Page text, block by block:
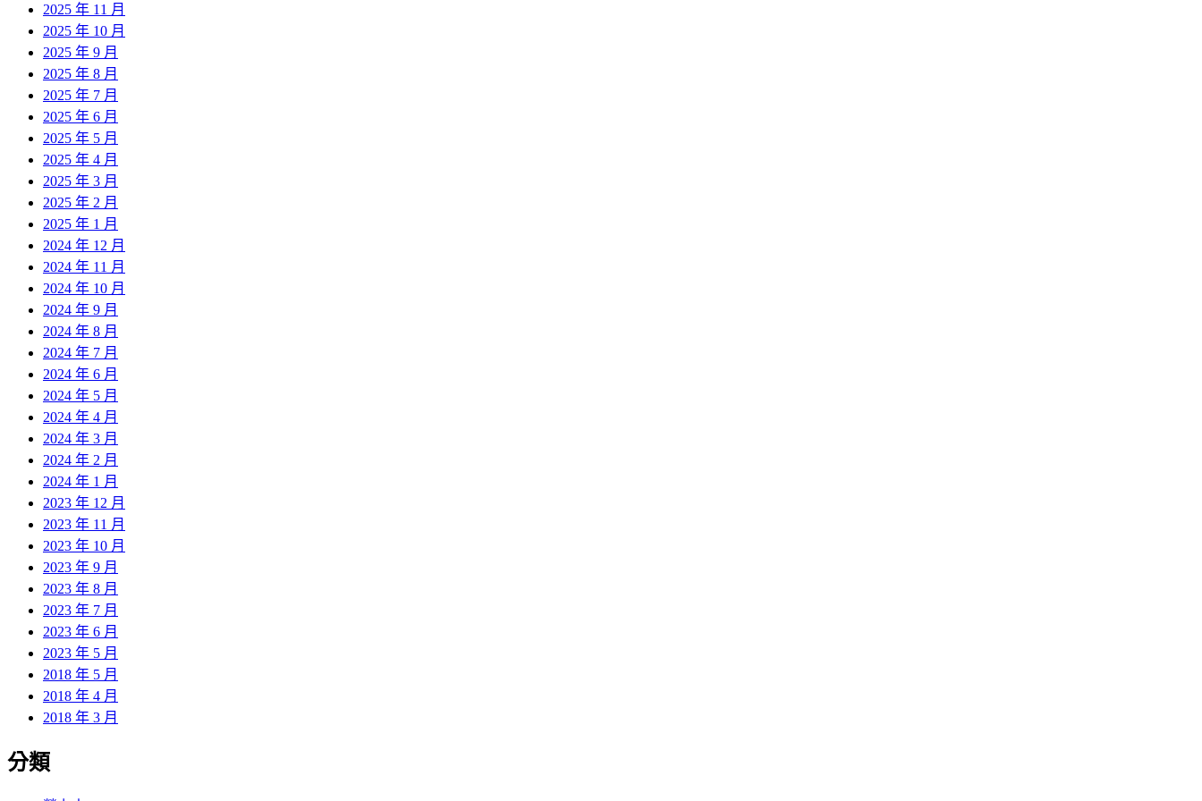
2025 年 11 月
2025 年 10 月
2025 年 9 月
2025 年 8 月
2025 年 7 月
2025 年 6 月
2025 年 5 月
2025 年 4 月
2025 年 3 月
2025 年 2 月
2025 年 1 月
2024 年 12 月
2024 年 11 月
2024 年 10 月
2024 年 9 月
2024 年 8 月
2024 年 7 月
2024 年 6 月
2024 年 5 月
2024 年 4 月
2024 年 3 月
2024 年 2 月
2024 年 1 月
2023 年 12 月
2023 年 11 月
2023 年 10 月
2023 年 9 月
2023 年 8 月
2023 年 7 月
2023 年 6 月
2023 年 5 月
2018 年 5 月
2018 年 4 月
2018 年 3 月
分類